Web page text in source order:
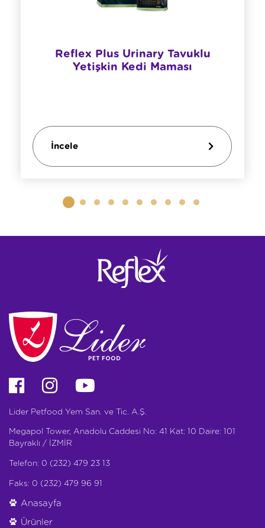
Reflex Plus Urinary Tavuklu
Yetişkin Kedi Maması
İncele
Lider Petfood Yem San. ve Tic. A.Ş.
Megapol Tower, Anadolu Caddesi No: 41 Kat: 10 Daire: 101
Bayraklı / İZMİR
Telefon: 0 (232) 479 23 13
Faks: 0 (232) 479 96 91
Anasayfa
Ürünler